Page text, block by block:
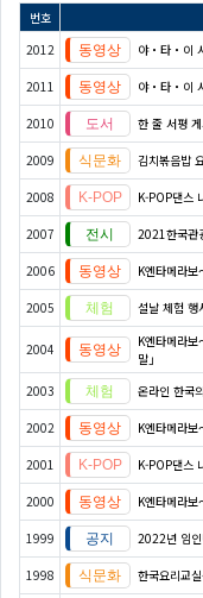
번호
2012
야・타・이
2011 야・타・이
2010 한 줄 서평
2009 김치볶음밥
2008 K-POP댄스
2007 2021한국관
2006 K엔타메라
2005 설날 체험 행
2004
K엔타메라
말」
2003 온라인 한국
2002 K엔타메라보
2001 K-POP댄스
2000 K엔타메라보
1999 2022년 임
1998 한국요리교